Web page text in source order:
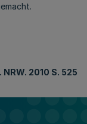
. NRW. 2010 S. 525